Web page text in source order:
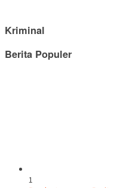
Kriminal
Berita Populer
1